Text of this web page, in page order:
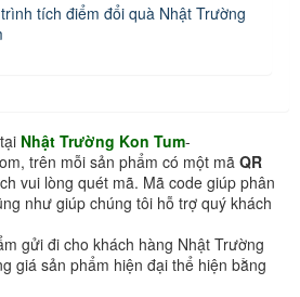
tích điểm đổi quà Nhật Trường
Nhật Trường Kon Tum-
trên mỗi sản phẩm có một mã QR
vui lòng quét mã. Mã code giúp phân
như giúp chúng tôi hỗ trợ quý khách
gửi đi cho khách hàng Nhật Trường
giá sản phẩm hiện đại thể hiện bằng